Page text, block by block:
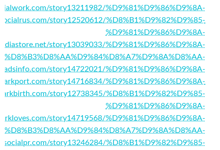
story13211982/%D9%81%D9%86%D9%8A-
story12520612/%D8%B1%D9%82%D9%85-
%D9%81%D9%86%D9%8A-
story13039033/%D9%81%D9%86%D9%8A-
%D8%B3%D8%AA%D9%84%D8%A7%D9%8A%D8%AA-
story14722021/%D9%81%D9%86%D9%8A-
story14716834/%D9%81%D9%86%D9%8A-
story12738345/%D8%B1%D9%82%D9%85-
%D9%81%D9%86%D9%8A-
story14719568/%D9%81%D9%86%D9%8A-
%D8%B3%D8%AA%D9%84%D8%A7%D9%8A%D8%AA-
story13246284/%D8%B1%D9%82%D9%85-